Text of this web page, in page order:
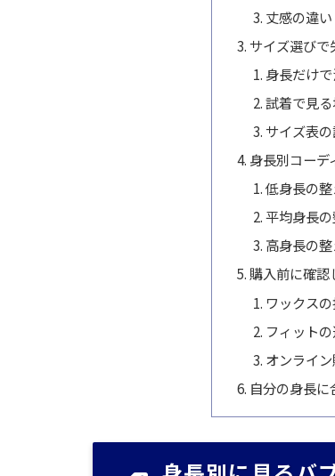
丈感の違い
サイズ選びで
身長だけ
試着で見
サイズ表
身長別コーデ
低身長の
平均身長
高身長の
購入前に確認
ワックス
フィット
オンライ
自分の身長